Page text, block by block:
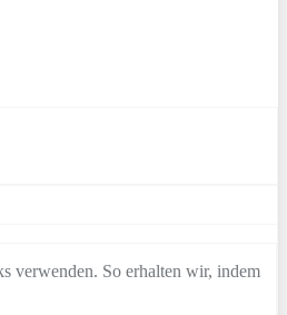
verwenden. So erhalten wir, indem